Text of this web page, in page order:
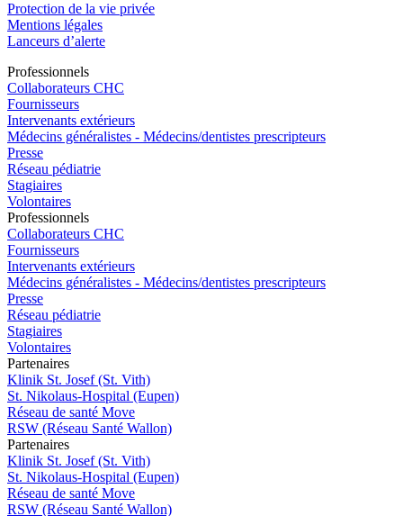
Protection de la vie privée
Mentions légales
Lanceurs d’alerte
Professionnels
Collaborateurs CHC
Fournisseurs
Intervenants extérieurs
Médecins généralistes - Médecins/dentistes prescripteurs
Presse
Réseau pédiatrie
Stagiaires
Volontaires
Professionnels
Collaborateurs CHC
Fournisseurs
Intervenants extérieurs
Médecins généralistes - Médecins/dentistes prescripteurs
Presse
Réseau pédiatrie
Stagiaires
Volontaires
Partenaires
Klinik St. Josef (St. Vith)
St. Nikolaus-Hospital (Eupen)
Réseau de santé Move
RSW (Réseau Santé Wallon)
Partenaires
Klinik St. Josef (St. Vith)
St. Nikolaus-Hospital (Eupen)
Réseau de santé Move
RSW (Réseau Santé Wallon)